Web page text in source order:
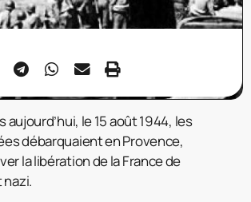
aujourd’hui, le 15 août 1944, les
débarquaient en Provence,
la libération de la France de
nazi.